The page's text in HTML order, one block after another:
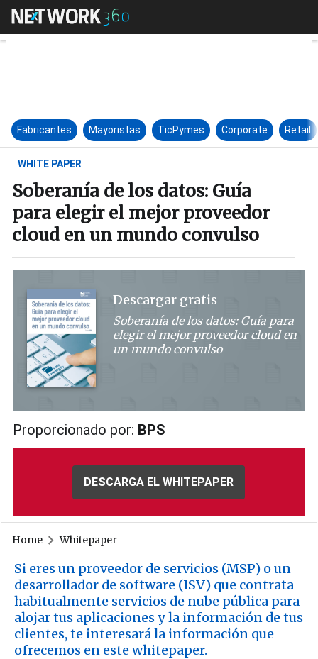
Soberanía de los datos: Guía
Fabricantes Mayoristas TicPymes Corporate Retail
WHITE PAPER
Soberanía de los datos: Guía
para elegir el mejor proveedor
cloud en un mundo convulso
Descargar gratis
Soberanía de los datos: Guía para
elegir el mejor proveedor cloud en
un mundo convulso
Proporcionado por: BPS
DESCARGA EL WHITEPAPER
Home Whitepaper
Si eres un proveedor de servicios (MSP) o un
desarrollador de software (ISV) que contrata
habitualmente servicios de nube pública para
alojar tus aplicaciones y la información de tus
clientes, te interesará la información que
ofrecemos en este whitepaper.